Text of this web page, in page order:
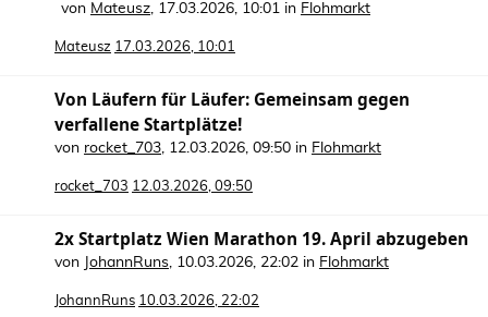
von Mateusz, 17.03.2026, 10:01 in Flohmarkt
Mateusz 17.03.2026, 10:01
Von Läufern für Läufer: Gemeinsam gegen
verfallene Startplätze!
von rocket_703, 12.03.2026, 09:50 in Flohmarkt
rocket_703 12.03.2026, 09:50
2x Startplatz Wien Marathon 19. April abzugeben
von JohannRuns, 10.03.2026, 22:02 in Flohmarkt
JohannRuns 10.03.2026, 22:02